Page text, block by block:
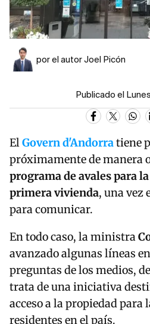
por el autor Joel Picón
Publicado el
ElGovern d'Andorratiene
próximamente de manera
programa de avales para
primera vivienda, una vez
para comunicar.
En todo caso, la ministra
avanzado algunas líneas
preguntas de los medios,
trata de una iniciativa
acceso a la propiedad para
residentes en el país.